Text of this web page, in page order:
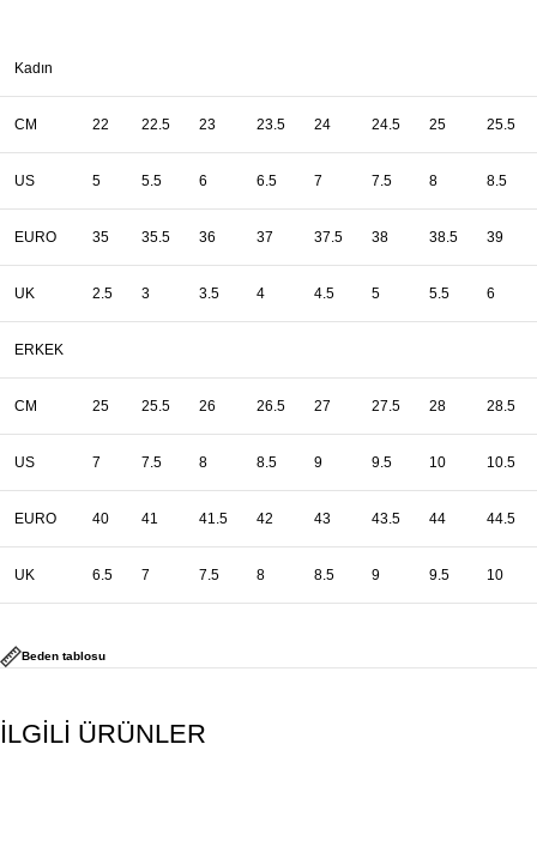
Kadın
CM 22 22.5 23 23.5 24 24.5 25 25.5
US 5 5.5 6 6.5 7 7.5 8 8.5
EURO 35 35.5 36 37 37.5 38 38.5 39
UK 2.5 3 3.5 4 4.5 5 5.5 6
ERKEK
CM 25 25.5 26 26.5 27 27.5 28 28.5
US 7 7.5 8 8.5 9 9.5 10 10.5
EURO 40 41 41.5 42 43 43.5 44 44.5
UK 6.5 7 7.5 8 8.5 9 9.5 10
Beden tablosu
İLGİLİ ÜRÜNLER